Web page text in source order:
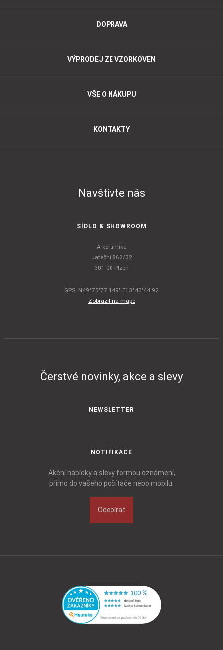
DOPRAVA
VÝPRODEJ ZE VZORKOVEN
VŠE O NÁKUPU
KONTAKTY
Navštivte nás
SÍDLO & SHOWROOM
A-keramika
Jateční 862/32
301 00 Plzeň
GPS: N49°75'77.149" E13°40'44.92
Zobrazit na mapě
Čerstvé novinky, akce a slevy
NEWSLETTER
NOTIFIKACE
Akční nabídky a slevy formou oznámení,
přímo do vašeho počítače nebo mobilu.
Odebírat